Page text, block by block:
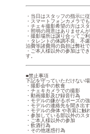
・当日はスタッフの指示に
・スマートフォンカメラで
・チェキ撮影希望の方はス
・照明の用意はありません
・撮影場所は譲り合ってご利
・タレントの体調不良、不
泊費等諸費用の負担は弊社
・ご本人様以外の参加はで
す。
■禁止事項
下記を守っていただけない
・撮影会中の飲食
・チェキカメラでの撮影
・動画撮影及び録音行為
・モデルの嫌がるポーズの
・モデルの連絡先を聞き出
・モデルの身体 や衣装に触
・参加している部以外のス
・ご本人様以外の参加
・飲酒行為
・その他迷惑行為